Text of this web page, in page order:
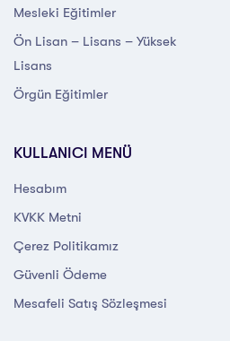
Mesleki Eğitimler
Ön Lisan – Lisans – Yüksek
Lisans
Örgün Eğitimler
KULLANICI MENÜ
Hesabım
KVKK Metni
Çerez Politikamız
Güvenli Ödeme
Mesafeli Satış Sözleşmesi